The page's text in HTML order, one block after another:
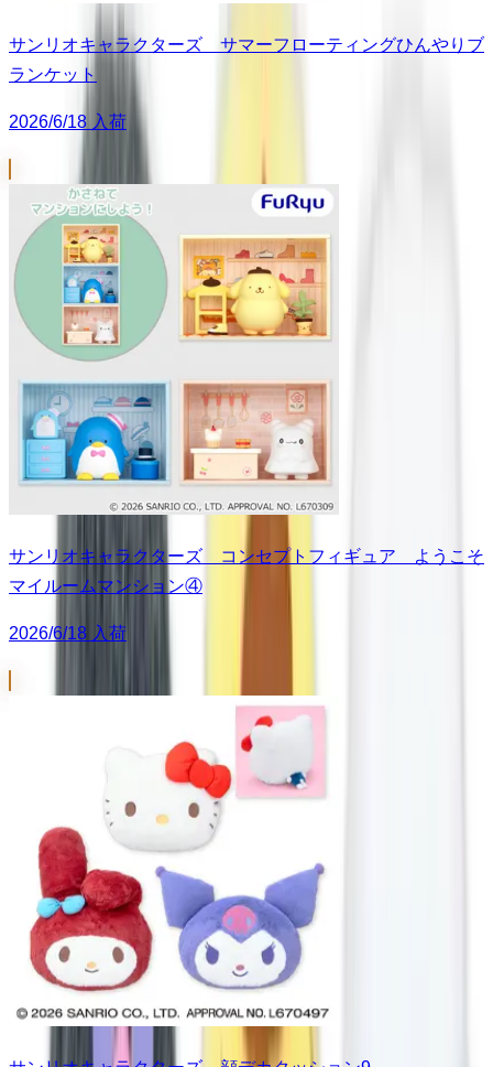
サンリオキャラクターズ サマーフローティングひんやりブ
ランケット
2026/6/18 入荷
サンリオキャラクターズ コンセプトフィギュア ようこそ
マイルームマンション④
2026/6/18 入荷